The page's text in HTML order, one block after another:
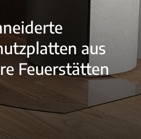
aus
Feuerstätten